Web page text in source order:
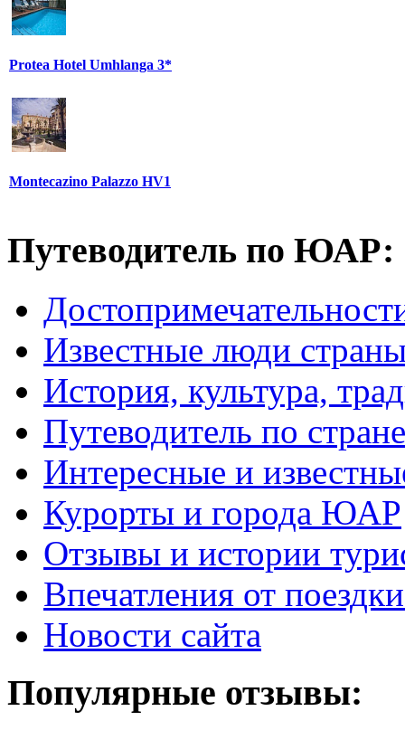
Protea Hotel Umhlanga 3*
Montecazino Palazzo HV1
Путеводитель по ЮАР:
Известные люди
История, культура,
Путеводитель по стране
Интересные и
Курорты и города ЮАР
Отзывы и истории
Впечатления от
Новости сайта
Популярные отзывы: